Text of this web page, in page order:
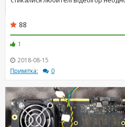
88
1
2018-08-15
Примітка:
0